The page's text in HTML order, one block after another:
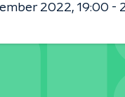
2022 19:00 -